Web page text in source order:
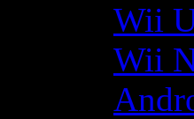
Wii
Wii